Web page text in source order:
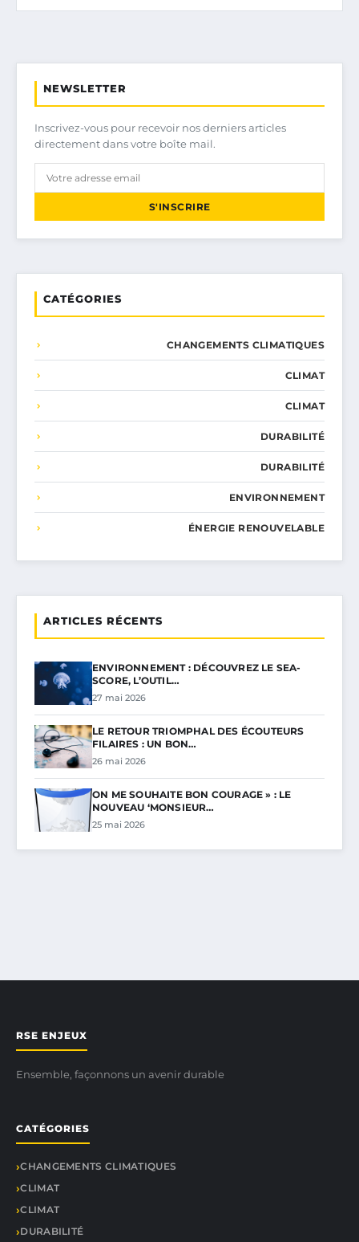
NEWSLETTER
Inscrivez-vous pour recevoir nos derniers articles
directement dans votre boîte mail.
S'INSCRIRE
CATÉGORIES
CHANGEMENTS CLIMATIQUES
CLIMAT
CLIMAT
DURABILITÉ
DURABILITÉ
ENVIRONNEMENT
ÉNERGIE RENOUVELABLE
ARTICLES RÉCENTS
ENVIRONNEMENT : DÉCOUVREZ LE SEA-
SCORE, L’OUTIL…
27 mai 2026
LE RETOUR TRIOMPHAL DES ÉCOUTEURS
FILAIRES : UN BON…
26 mai 2026
ON ME SOUHAITE BON COURAGE » : LE
NOUVEAU ‘MONSIEUR…
25 mai 2026
RSE ENJEUX
Ensemble, façonnons un avenir durable
CATÉGORIES
CHANGEMENTS CLIMATIQUES
CLIMAT
CLIMAT
DURABILITÉ